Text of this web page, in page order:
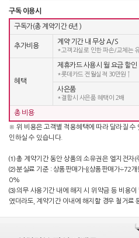
정수기 WD722RK
55,900 원 [방문] [5년약
정수기 WD722RK
51,900원 [방문] [6년약
55,900 원 [방문] [5년
원 [방문] [6년약
구독 이용시
구독가(총 계약기간 6년 )
추가비용
계약 기간 내 무상 A/S
*고객과실로 인한 파손/교체는
혜택
제휴카드 사용시 월 요금 할인
*롯데카드 전월실적 30만원 ↑
사은품
*결합시 사은품 혜택이 2배
총 비용
※ 위 비용은 고객별 적용혜택에 따라 달라질 수
인하실 수 있습니다.
⑴ 총 계약기간 동안 상품의 소유권은 엘지전자(
⑵ 분실료 기준 : 상품판매가-{(상품판매가÷72
0%
⑶ 의무 사용기간 내에 해지 시 위약금 등 비용
였더라도, 계약기간 이내에 해지할 경우 철거료